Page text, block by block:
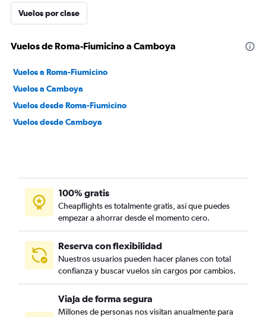
Vuelos por clase
Vuelos de Roma-Fiumicino a Camboya
Vuelos a Roma-Fiumicino
Vuelos a Camboya
Vuelos desde Roma-Fiumicino
Vuelos desde Camboya
100% gratis
Cheapflights es totalmente gratis, así que puedes
empezar a ahorrar desde el momento cero.
Reserva con flexibilidad
Nuestros usuarios pueden hacer planes con total
confianza y buscar vuelos sin cargos por cambios.
Viaja de forma segura
Millones de personas nos visitan anualmente para